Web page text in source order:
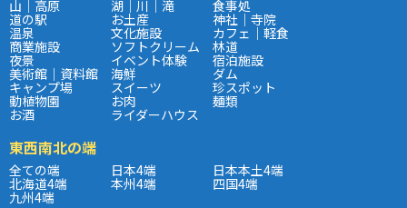
山｜高原 湖｜川｜滝 食事処
道の駅 お土産 神社｜寺院
温泉 文化施設 カフェ｜軽食
商業施設 ソフトクリーム 林道
夜景 イベント体験 宿泊施設
美術館｜資料館 海鮮 ダム
キャンプ場 スイーツ 珍スポット
動植物園 お肉 麺類
お酒 ライダーハウス
東西南北の端
全ての端 日本4端 日本本土4端
北海道4端 本州4端 四国4端
九州4端